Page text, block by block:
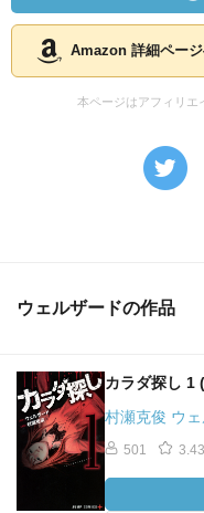
Amazon 詳細ペー
本ページはアフィリエ
ウェルザードの作品
カラダ探し 1
村瀬克俊 ウ
501 3.43